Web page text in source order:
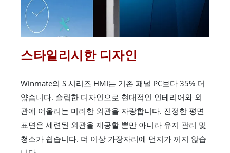
스타일리시한 디자인
Winmate의 S 시리즈 HMI는 기존 패널 PC보다 35% 더
얇습니다. 슬림한 디자인으로 현대적인 인테리어와 외
관에 어울리는 미려한 외관을 자랑합니다. 진정한 평면
표면은 세련된 외관을 제공할 뿐만 아니라 유지 관리 및
청소가 쉽습니다. 더 이상 가장자리에 먼지가 끼지 않습